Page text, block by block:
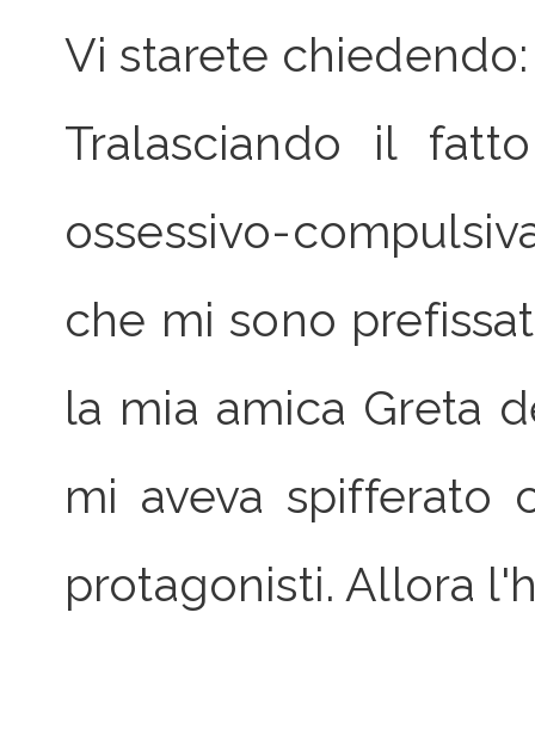
Vi starete
Tralasciando il
ossessivo-
che mi sono
la mia amica Greta
mi aveva
protagonisti. Allora